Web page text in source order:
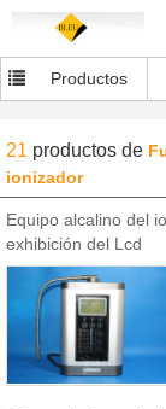
Productos
21 productos de
ionizador
Equipo alcalino del
exhibición del Lcd